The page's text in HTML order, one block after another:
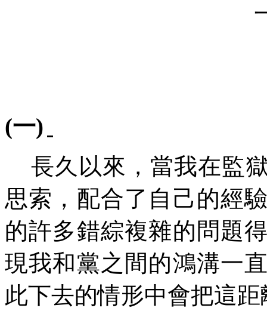
(一)
長久以來，當我在監
思索，配合了自己的經
的許多錯綜複雜的問題
現我和黨之間的鴻溝一
此下去的情形中會把這